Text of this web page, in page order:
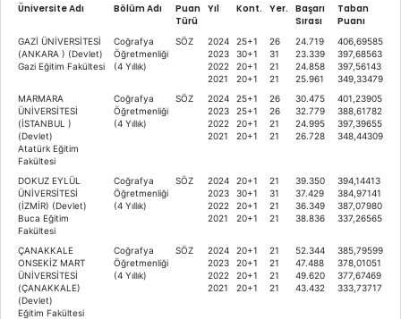
Üniversite Adı Bölüm Adı
Puan
Türü
Yıl Kont. Yer. Başarı
Sırası
Taban
Puanı
GAZİ ÜNİVERSİTESİ
(ANKARA ) (Devlet)
Gazi Eğitim Fakültesi
Coğrafya
Öğretmenliği
(4 Yıllık)
SÖZ
2024
2023
2022
2021
25+1
30+1
20+1
20+1
26
31
21
21
24.719
23.339
24.858
25.961
406,69585
397,68563
397,56143
349,33479
MARMARA
ÜNİVERSİTESİ
(İSTANBUL )
(Devlet)
Atatürk Eğitim
Fakültesi
Coğrafya
Öğretmenliği
(4 Yıllık)
SÖZ
2024
2023
2022
2021
25+1
25+1
20+1
20+1
26
26
21
21
30.475
32.779
24.995
26.728
401,23905
388,61782
397,39655
348,44309
DOKUZ EYLÜL
ÜNİVERSİTESİ
(İZMİR) (Devlet)
Buca Eğitim
Fakültesi
Coğrafya
Öğretmenliği
(4 Yıllık)
SÖZ
2024
2023
2022
2021
20+1
30+1
20+1
20+1
21
31
21
21
39.350
37.429
36.349
38.836
394,14413
384,97141
387,07980
337,26565
ÇANAKKALE
ONSEKİZ MART
ÜNİVERSİTESİ
(ÇANAKKALE)
(Devlet)
Eğitim Fakültesi
Coğrafya
Öğretmenliği
(4 Yıllık)
SÖZ
2024
2023
2022
2021
20+1
20+1
20+1
20+1
21
21
21
21
52.344
47.488
49.620
43.432
385,79599
378,01051
377,67469
333,73717